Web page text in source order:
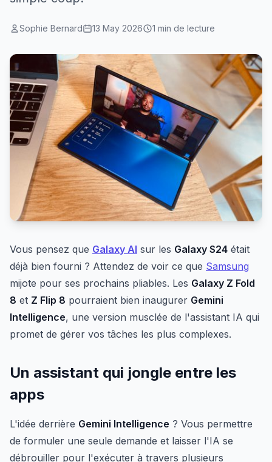
Sophie Bernard 13 May 2026 1 min de lecture
Vous pensez que Galaxy AI sur les Galaxy S24 était
déjà bien fourni ? Attendez de voir ce que Samsung
mijote pour ses prochains pliables. Les Galaxy Z Fold
8 et Z Flip 8 pourraient bien inaugurer Gemini
Intelligence, une version musclée de l'assistant IA qui
promet de gérer vos tâches les plus complexes.
Un assistant qui jongle entre les
apps
L'idée derrière Gemini Intelligence ? Vous permettre
de formuler une seule demande et laisser l'IA se
débrouiller pour l'exécuter à travers plusieurs